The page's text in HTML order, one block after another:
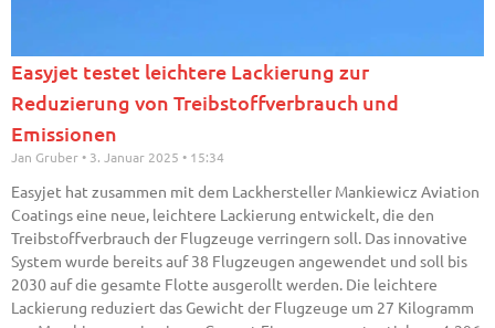
Easyjet testet leichtere Lackierung zur
Reduzierung von Treibstoffverbrauch und
Emissionen
Jan Gruber 3. Januar 2025 15:34
Easyjet hat zusammen mit dem Lackhersteller Mankiewicz Aviation
Coatings eine neue, leichtere Lackierung entwickelt, die den
Treibstoffverbrauch der Flugzeuge verringern soll. Das innovative
System wurde bereits auf 38 Flugzeugen angewendet und soll bis
2030 auf die gesamte Flotte ausgerollt werden. Die leichtere
Lackierung reduziert das Gewicht der Flugzeuge um 27 Kilogramm